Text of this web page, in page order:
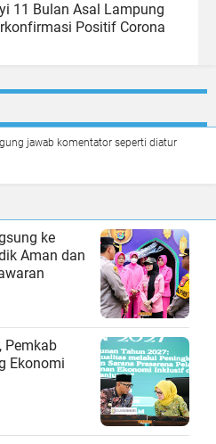
11 Bulan Asal Lampung
Positif Corona
jawab komentator seperti diatur
ke
Aman dan
Pemkab
Ekonomi